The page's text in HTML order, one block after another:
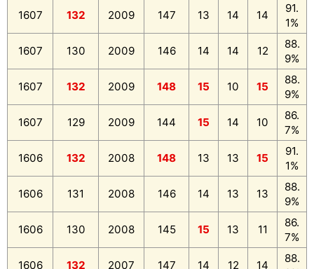
1607 132 2009 147 13 14 14
91.
1%
1607 130 2009 146 14 14 12
88.
9%
1607 132 2009 148 15 10 15
88.
9%
1607 129 2009 144 15 14 10
86.
7%
1606 132 2008 148 13 13 15
91.
1%
1606 131 2008 146 14 13 13
88.
9%
1606 130 2008 145 15 13 11
86.
7%
1606 132 2007 147 14 12 14
88.